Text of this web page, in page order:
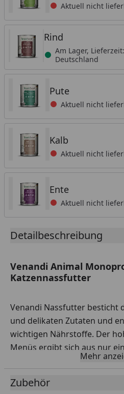
Aktuell nicht
Rind
Am Lager,
Deutschland
Pute
Aktuell nicht
Kalb
Aktuell nicht
Ente
Aktuell nicht
Detailbeschreibung
Venandi Animal
Katzennassfutter
Venandi Nassfutter besticht
und delikaten Zutaten und
wichtigen Nährstoffe. Der
Menüs ergibt sich aus nur
selbst bei Katzen mit
frischem Muskelfleisch sind
Mehr
Zubehör